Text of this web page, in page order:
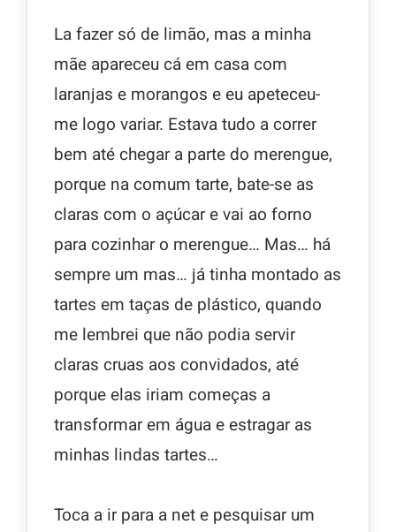
La fazer só de limão, mas a minha
mãe apareceu cá em casa com
laranjas e morangos e eu apeteceu-
me logo variar. Estava tudo a correr
bem até chegar a parte do merengue,
porque na comum tarte, bate-se as
claras com o açúcar e vai ao forno
para cozinhar o merengue… Mas… há
sempre um mas… já tinha montado as
tartes em taças de plástico, quando
me lembrei que não podia servir
claras cruas aos convidados, até
porque elas iriam começas a
transformar em água e estragar as
minhas lindas tartes…
Toca a ir para a net e pesquisar um